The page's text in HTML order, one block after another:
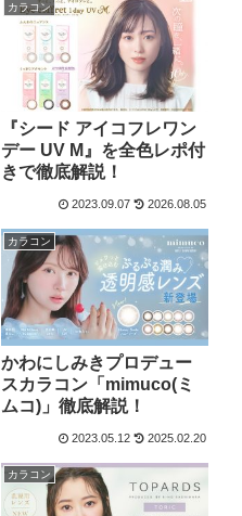
カラコン
『シード アイコフレワン
デー UV M』を全色レポ付
きで徹底解説！
2023.09.07 2026.08.05
カラコン
かわにしみきプロデュー
スカラコン「mimuco(ミ
ムコ)」徹底解説！
2023.05.12 2025.02.20
カラコン